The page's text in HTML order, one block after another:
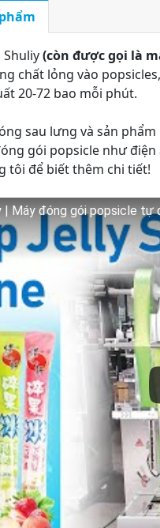
(còn được gọi là
chất lỏng vào
20-72 bao mỗi phút.
sau lưng và sản
gói popsicle như điện
tôi để biết thêm chi tiết!
Máy đóng gói popsicle tự